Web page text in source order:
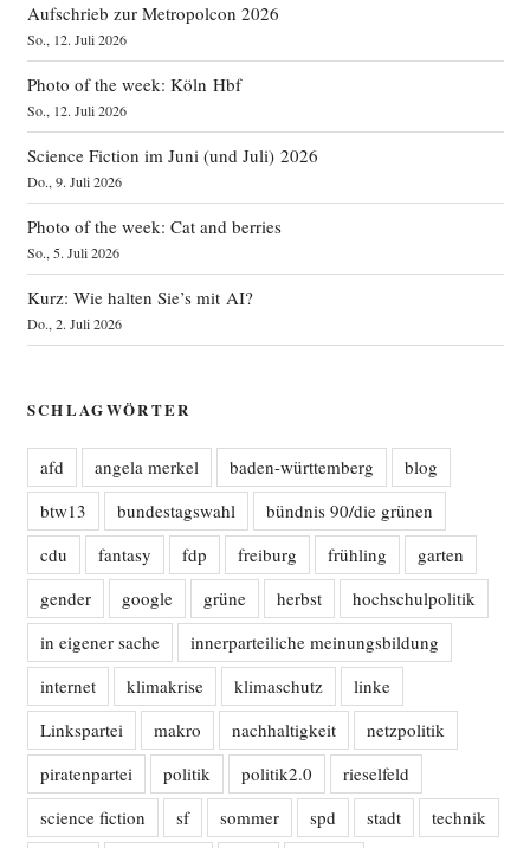
Aufschrieb zur Metropolcon 2026
So., 12. Juli 2026
Photo of the week: Köln Hbf
So., 12. Juli 2026
Science Fiction im Juni (und Juli) 2026
Do., 9. Juli 2026
Photo of the week: Cat and berries
So., 5. Juli 2026
Kurz: Wie halten Sie’s mit AI?
Do., 2. Juli 2026
SCHLAGWÖRTER
afd angela merkel baden-württemberg
blog
btw13
bundestagswahl
bündnis 90/die grünen
cdu
fantasy fdp freiburg frühling
garten
gender
google grüne herbst
hochschulpolitik
in eigener sache
innerparteiliche meinungsbildung
internet
klimakrise klimaschutz
linke
Linkspartei
makro nachhaltigkeit
netzpolitik
piratenpartei
politik politik2.0
rieselfeld
science fiction
sf sommer spd stadt technik